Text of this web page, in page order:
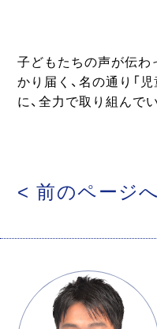
子どもたちの声が伝わ
かり届く、名の通り「
に、全力で取り組んで
< 前のページ